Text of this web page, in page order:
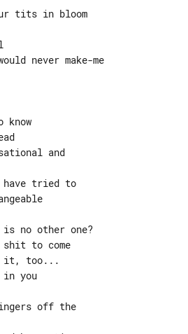
tits in bloom
never make-me
know
and
have tried to
is no other one?
to come
it, too...
in you
off the